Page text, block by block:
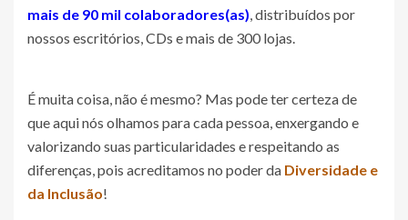
mais de 90 mil colaboradores(as), distribuídos por
nossos escritórios, CDs e mais de 300 lojas.
É muita coisa, não é mesmo? Mas pode ter certeza de
que aqui nós olhamos para cada pessoa, enxergando e
valorizando suas particularidades e respeitando as
diferenças, pois acreditamos no poder da Diversidade e
da Inclusão!